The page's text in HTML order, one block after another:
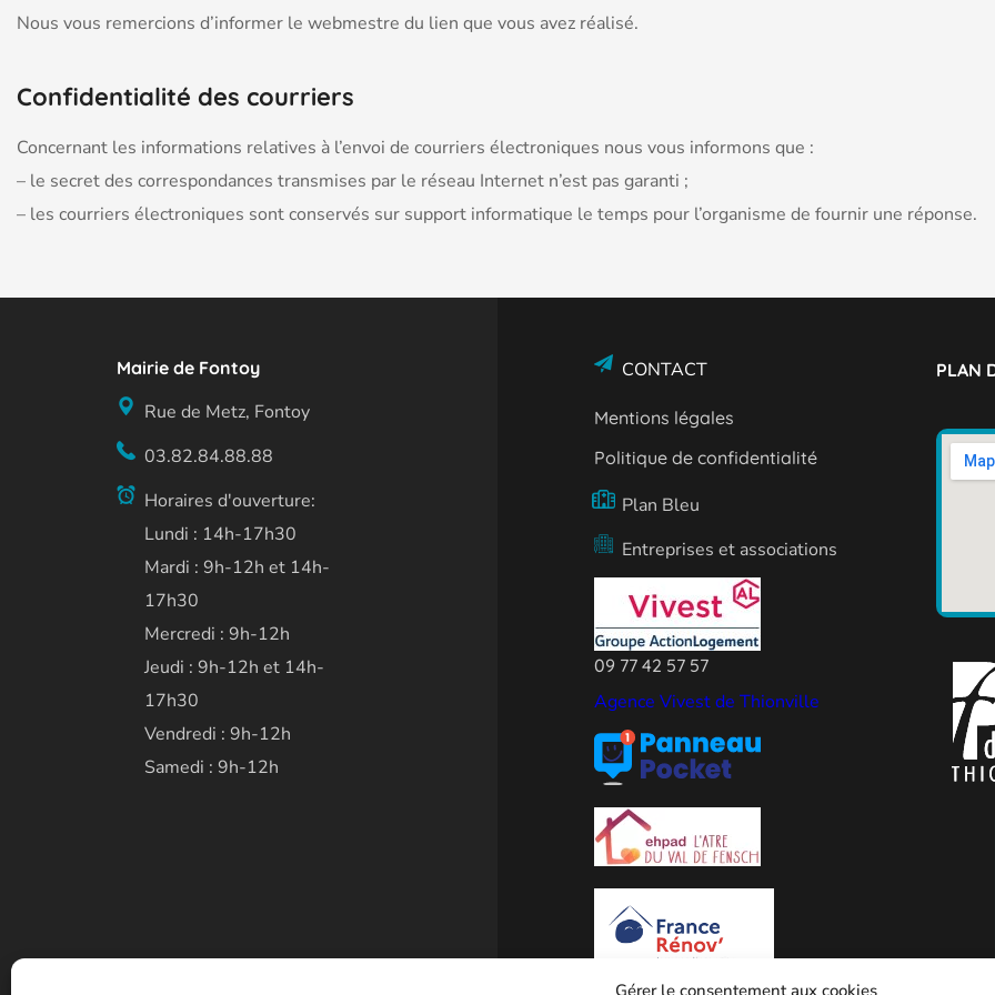
Gérer le consentement aux cookies
Nous vous remercions d’informer le webmestre du lien que vous avez réalisé.
Confidentialité des courriers
Concernant les informations relatives à l’envoi de courriers électroniques nous vous informons que :
– le secret des correspondances transmises par le réseau Internet n’est pas garanti ;
– les courriers électroniques sont conservés sur support informatique le temps pour l’organisme de fournir une réponse.
Mairie de Fontoy
Rue de Metz, Fontoy
03.82.84.88.88
Horaires d'ouverture:
Lundi : 14h-17h30
Mardi : 9h-12h et 14h-
17h30
Mercredi : 9h-12h
Jeudi : 9h-12h et 14h-
17h30
Vendredi : 9h-12h
Samedi : 9h-12h
CONTACT
Mentions légales
Politique de confidentialité
Plan Bleu
Entreprises et associations
09 77 42 57 57
Agence Vivest de Thionville
PLAN